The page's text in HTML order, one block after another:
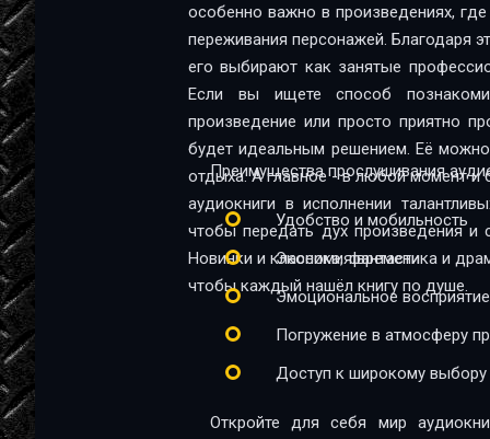
16
18
20
21
22
23
особенно важно в произведениях,
переживания персонажей. Благодаря
его выбирают как занятые
Если вы ищете способ
произведение или просто приятно
будет идеальным решением. Её
отдыха. А главное - в любой момент и
аудиокниги в исполнении
чтобы передать дух произведения и
Новинки и классика, фантастика и
чтобы каждый нашёл книгу по душе.
Преимущества прослушивания
Удобство и мобильность
Экономия времени
Эмоциональное восприятие
Погружение в атмосферу
Доступ к широкому выбору
Откройте для себя мир